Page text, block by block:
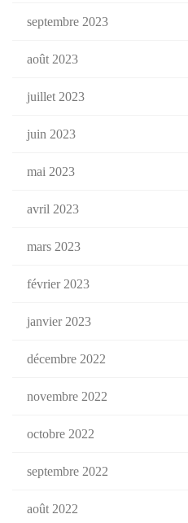
septembre 2023
août 2023
juillet 2023
juin 2023
mai 2023
avril 2023
mars 2023
février 2023
janvier 2023
décembre 2022
novembre 2022
octobre 2022
septembre 2022
août 2022